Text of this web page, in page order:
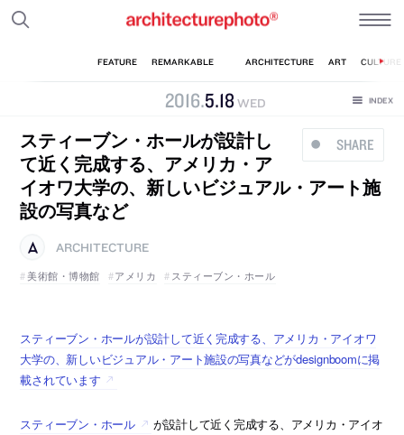
2016.5.18 WED
SHARE
スティーブン・ホールが設計し
て近く完成する、アメリカ・ア
イオワ大学の、新しいビジュアル・アート施
設の写真など
ARCHITECTURE
美術館・博物館
アメリカ スティーブン・ホール
スティーブン・ホールが設計して近く完成する、アメリカ・アイオワ
大学の、新しいビジュアル・アート施設の写真などがdesignboomに掲
載されています
スティーブン・ホール
が設計して近く完成する、アメリカ・アイオ